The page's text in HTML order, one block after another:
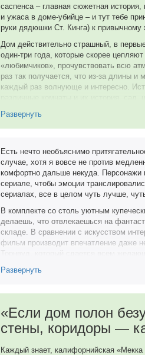
Ивонн Шио
Actress Deanna Petrie
Джон Прокаччино
John P. Rimbauer
Бобби Престон
Mr. George Wheaton
Дон Алдер
Douglas Posey
Джейн Джонс
Steve's Mother
Ricky
Pizza Delivery Guy, в титрах не указан
саспенса – главная сюжетная
и ужаса в доме-убийце – и тут тебе
руки дядюшки Ст. Кинга) к привычному
Дом действительно страшный, в
один-три года, которые скорее
«любимчиков», прочувствовать всю
раз так получается, что из-за длины
каждый раз волнующе и интересно.
полному погружению в историю, - из-
- вот это в разы круче!),
команду из таких классных людей, за
практически всегда я нахожу
он, я его люблю, это любовь всей моей
выдернуть более подходящие слова
всего лишь очередная «не очень
нужна больше для «душевного уюта»
страшного и более детективного,
19 июня 2022
Развернуть
Есть нечто необъяснимо
случае, хотя я вовсе не против
комфортно дальше некуда. Персонажи
сериале, чтобы эмоции
сериалах, все в целом чуть лучше,
В комплекте со столь уютным
делаешь, что отвлекаешься на
складе. В сравнении с искусством
фильм производит впечатление даже
25 января 2021
Развернуть
«Если дом полон
стены, коридоры —
Каждый знает, калифорнийская